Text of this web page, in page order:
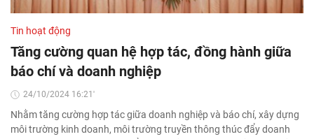
Tin hoạt động
Tăng cường quan hệ hợp tác, đồng hành giữa
báo chí và doanh nghiệp
24/10/2024 16:21'
Nhằm tăng cường hợp tác giữa doanh nghiệp và báo chí, xây dựng
môi trường kinh doanh, môi trường truyền thông thúc đẩy doanh